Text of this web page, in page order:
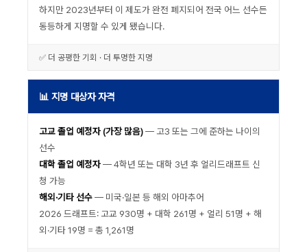
하지만 2023년부터 이 제도가 완전 폐지되어 전국 어느 선수든
동등하게 지명할 수 있게 됐습니다.
✅ 더 공평한 기회 · 더 투명한 지명
📊 지명 대상자 자격
고교 졸업 예정자 (가장 많음)— 고3 또는 그에 준하는 나이의
선수
대학 졸업 예정자— 4학년 또는 대학 3년 후 얼리드래프트 신
청 가능
해외·기타 선수— 미국·일본 등 해외 아마추어
2026 드래프트: 고교 930명 + 대학 261명 + 얼리 51명 + 해
외·기타 19명 = 총 1,261명